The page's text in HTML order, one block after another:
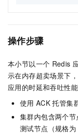
操作步骤
本小节以一个 Redis
示在内存超卖场景下
应用的时延和吞吐性能
使用 ACK 托管集
集群内包含两个
测试节点（规格为